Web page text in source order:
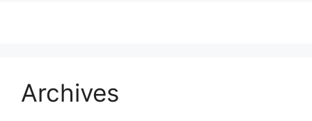
Archives